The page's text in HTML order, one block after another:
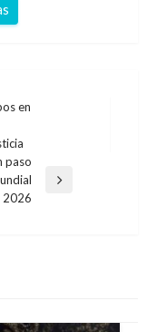
en
paso
2026